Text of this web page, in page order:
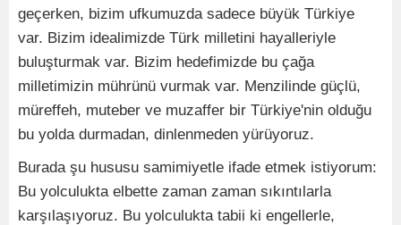
geçerken, bizim ufkumuzda sadece büyük Türkiye
var. Bizim idealimizde Türk milletini hayalleriyle
buluşturmak var. Bizim hedefimizde bu çağa
milletimizin mührünü vurmak var. Menzilinde güçlü,
müreffeh, muteber ve muzaffer bir Türkiye'nin olduğu
bu yolda durmadan, dinlenmeden yürüyoruz.
Burada şu hususu samimiyetle ifade etmek istiyorum:
Bu yolculukta elbette zaman zaman sıkıntılarla
karşılaşıyoruz. Bu yolculukta tabii ki engellerle,